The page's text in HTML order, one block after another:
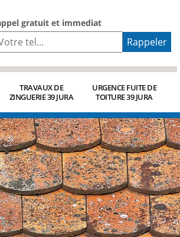
gratuit et immediat
TRAVAUX DE
ZINGUERIE 39 JURA
URGENCE FUITE DE
TOITURE 39 JURA